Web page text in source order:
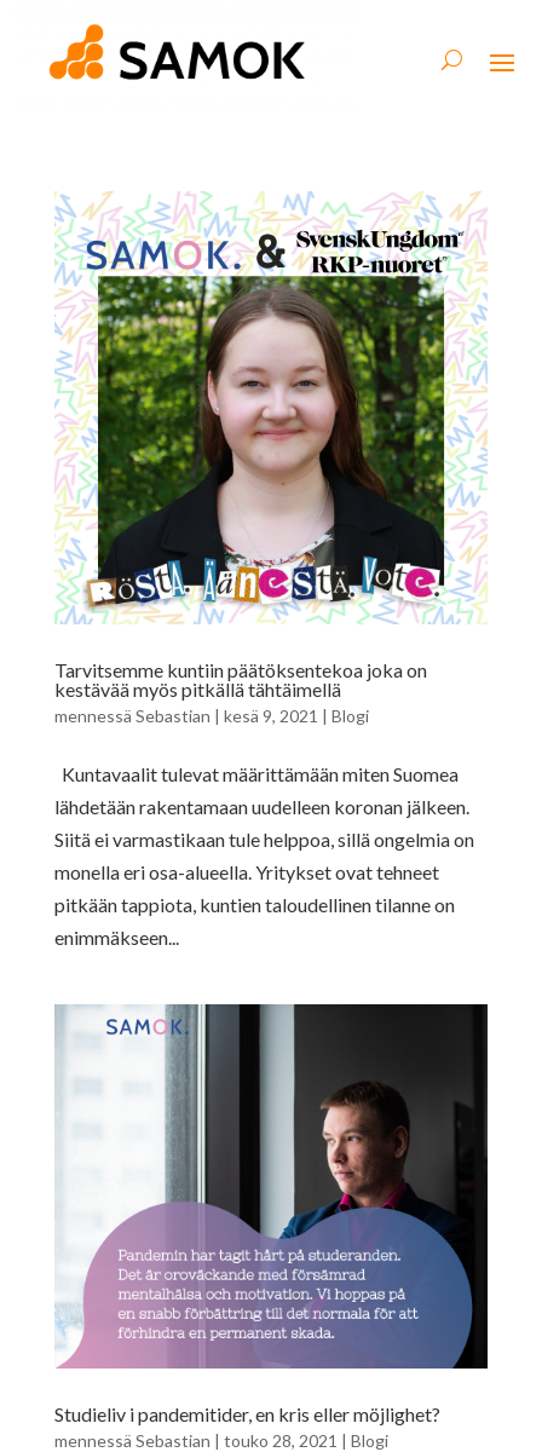
Tarvitsemme kuntiin päätöksentekoa joka on
kestävää myös pitkällä tähtäimellä
mennessä Sebastian | kesä 9, 2021 | Blogi
Kuntavaalit tulevat määrittämään miten Suomea
lähdetään rakentamaan uudelleen koronan jälkeen.
Siitä ei varmastikaan tule helppoa, sillä ongelmia on
monella eri osa-alueella. Yritykset ovat tehneet
pitkään tappiota, kuntien taloudellinen tilanne on
enimmäkseen...
Studieliv i pandemitider, en kris eller möjlighet?
mennessä Sebastian | touko 28, 2021 | Blogi